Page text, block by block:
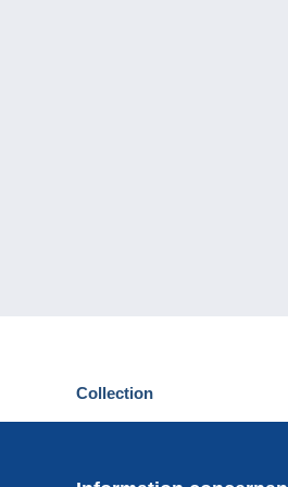
Collection
Cartes postales